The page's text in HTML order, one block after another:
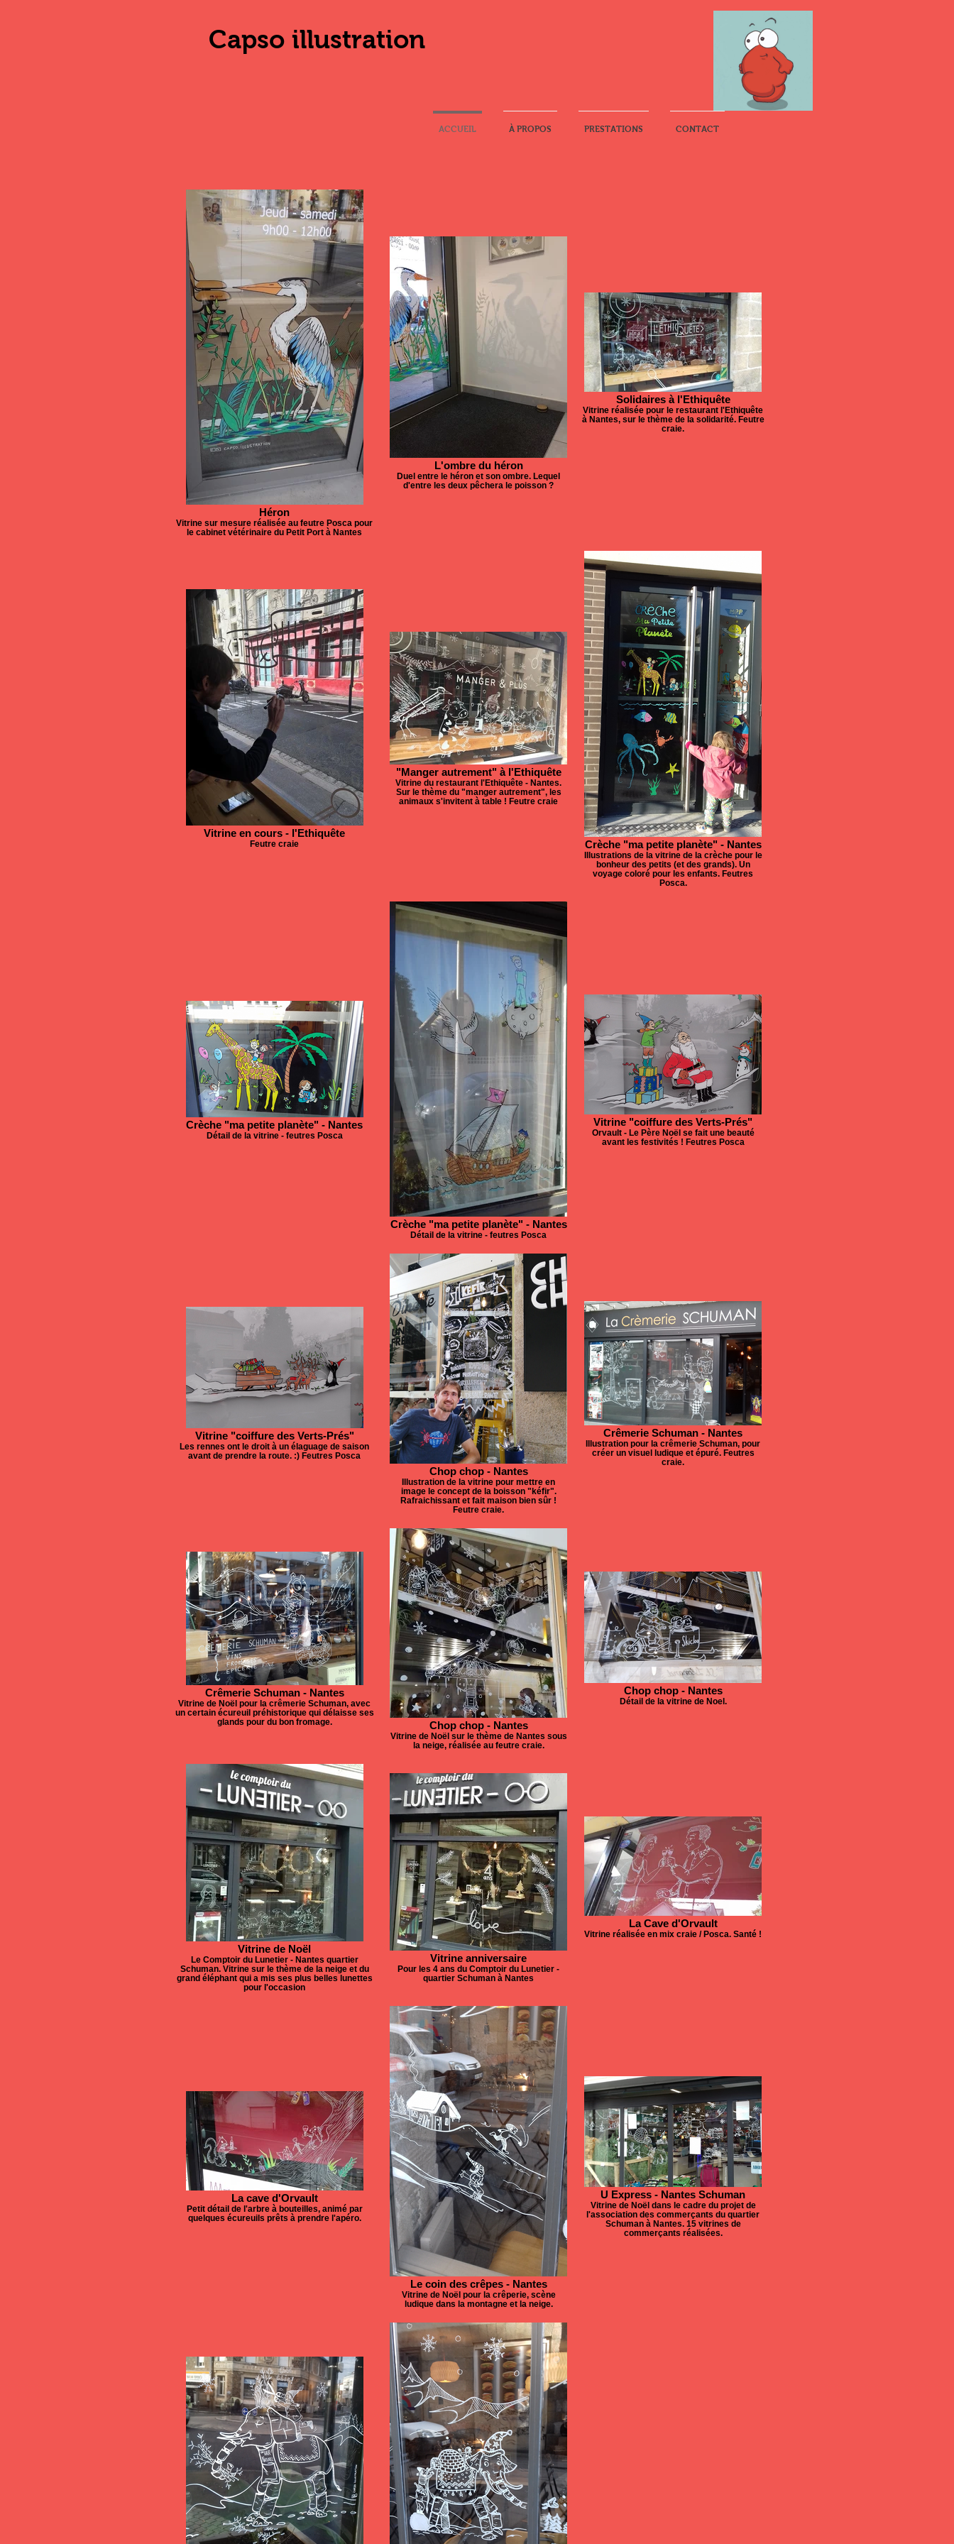
Capso illustration
ACCUEIL À PROPOS PRESTATIONS CONTACT
Héron
Vitrine sur mesure réalisée au feutre Posca pour
le cabinet vétérinaire du Petit Port à Nantes
L'ombre du héron
Duel entre le héron et son ombre. Lequel
d'entre les deux pêchera le poisson ?
Solidaires à l'Ethiquête
Vitrine réalisée pour le restaurant l'Ethiquête
à Nantes, sur le thème de la solidarité. Feutre
craie.
Vitrine en cours - l'Ethiquête
Feutre craie
"Manger autrement" à l'Ethiquête
Vitrine du restaurant l'Ethiquête - Nantes.
Sur le thème du "manger autrement", les
animaux s'invitent à table ! Feutre craie
Crèche "ma petite planète" - Nantes
Illustrations de la vitrine de la crèche pour le
bonheur des petits (et des grands). Un
voyage coloré pour les enfants. Feutres
Posca.
Crèche "ma petite planète" - Nantes
Détail de la vitrine - feutres Posca
Crèche "ma petite planète" - Nantes
Détail de la vitrine - feutres Posca
Vitrine "coiffure des Verts-Prés"
Orvault - Le Père Noël se fait une beauté
avant les festivités ! Feutres Posca
Vitrine "coiffure des Verts-Prés"
Les rennes ont le droit à un élaguage de saison
avant de prendre la route. :) Feutres Posca
Chop chop - Nantes
Illustration de la vitrine pour mettre en
image le concept de la boisson "kéfir".
Rafraichissant et fait maison bien sûr !
Feutre craie.
Crêmerie Schuman - Nantes
Illustration pour la crêmerie Schuman, pour
créer un visuel ludique et épuré. Feutres
craie.
Crêmerie Schuman - Nantes
Vitrine de Noël pour la crêmerie Schuman, avec
un certain écureuil préhistorique qui délaisse ses
glands pour du bon fromage.
Chop chop - Nantes
Vitrine de Noël sur le thème de Nantes sous
la neige, réalisée au feutre craie.
Chop chop - Nantes
Détail de la vitrine de Noel.
Vitrine de Noël
Le Comptoir du Lunetier - Nantes quartier
Schuman. Vitrine sur le thème de la neige et du
grand éléphant qui a mis ses plus belles lunettes
pour l'occasion
Vitrine anniversaire
Pour les 4 ans du Comptoir du Lunetier -
quartier Schuman à Nantes
La Cave d'Orvault
Vitrine réalisée en mix craie / Posca. Santé !
La cave d'Orvault
Petit détail de l'arbre à bouteilles, animé par
quelques écureuils prêts à prendre l'apéro.
Le coin des crêpes - Nantes
Vitrine de Noël pour la crêperie, scène
ludique dans la montagne et la neige.
U Express - Nantes Schuman
Vitrine de Noël dans le cadre du projet de
l'association des commerçants du quartier
Schuman à Nantes. 15 vitrines de
commerçants réalisées.